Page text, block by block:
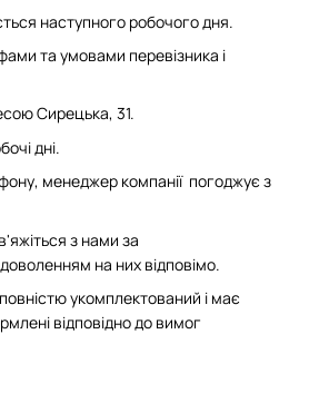
наступного робочого дня.
та умовами перевізника і
Сирецька, 31.
дні.
менеджер компанії погоджує з
з нами за
на них відповімо.
укомплектований і має
відповідно до вимог